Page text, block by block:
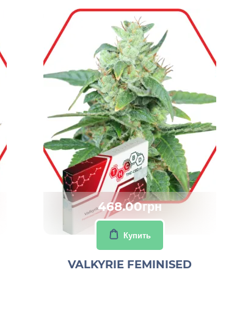
468.00грн
Купить
VALKYRIE FEMINISED